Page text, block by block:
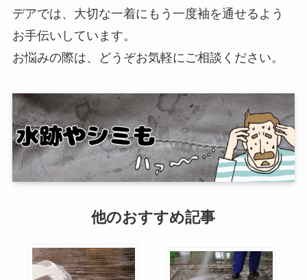
デアでは、大切な一着にもう一度袖を通せるよう
お手伝いしています。
お悩みの際は、どうぞお気軽にご相談ください。
他のおすすめ記事